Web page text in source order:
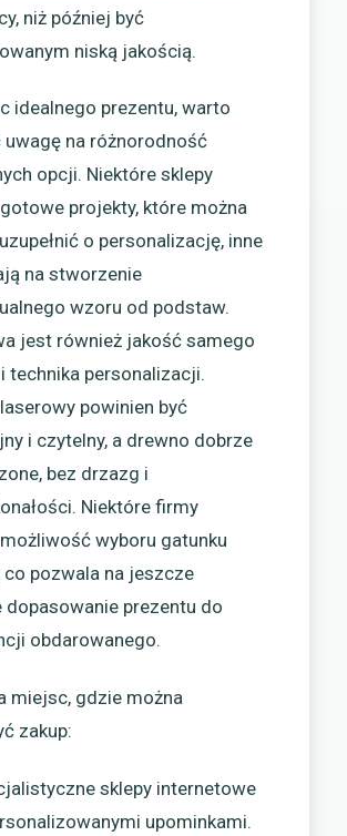
niż później być
niską jakością.
idealnego prezentu, warto
na różnorodność
opcji. Niektóre sklepy
projekty, które można
o personalizację, inne
na stworzenie
wzoru od podstaw.
jest również jakość samego
technika personalizacji.
powinien być
i czytelny, a drewno dobrze
bez drzazg i
Niektóre firmy
wyboru gatunku
co pozwala na jeszcze
dopasowanie prezentu do
obdarowanego.
miejsc, gdzie można
zakup:
sklepy internetowe
upominkami.